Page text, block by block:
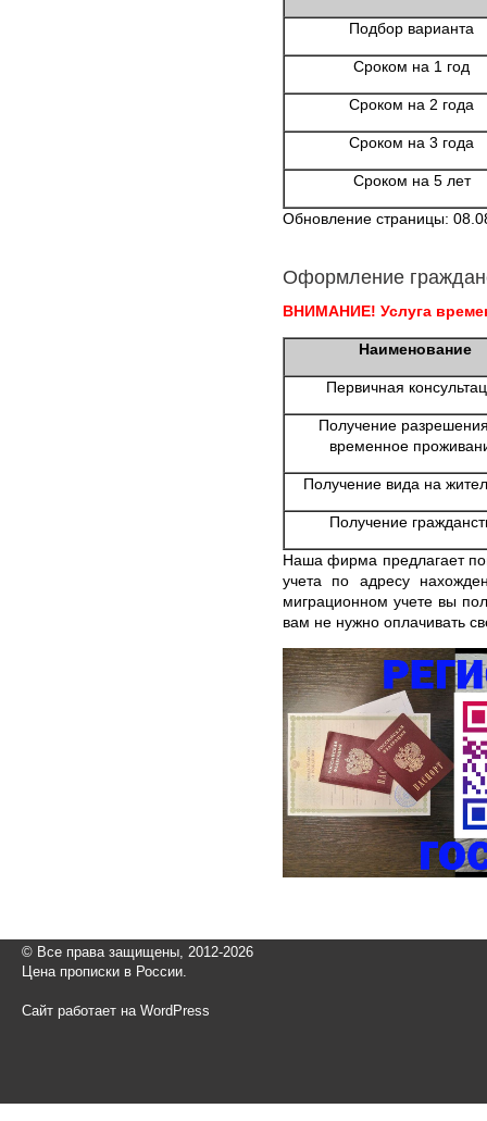
Подбор варианта
Сроком на 1 год
Сроком на 2 года
Сроком на 3 года
Сроком на 5 лет
Обновление страницы:
Оформление
ВНИМАНИЕ! Услуга
Наименование
Первичная
Получение
временное
Получение вида на
Получение
Наша фирма предлагает
учета по адресу
миграционном учете вы
вам не нужно оплачивать
© Все права защищены, 2012-2026
Цена прописки в России.
Сайт работает на WordPress